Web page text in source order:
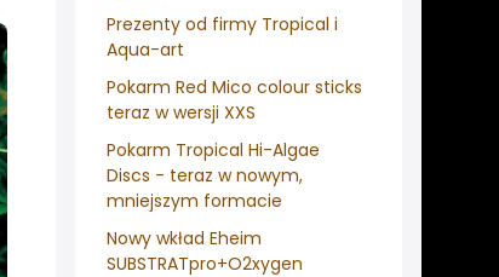
Prezenty od firmy Tropical i
Aqua-art
Pokarm Red Mico colour sticks
teraz w wersji XXS
Pokarm Tropical Hi-Algae
Discs - teraz w nowym,
mniejszym formacie
Nowy wkład Eheim
SUBSTRATpro+O2xygen